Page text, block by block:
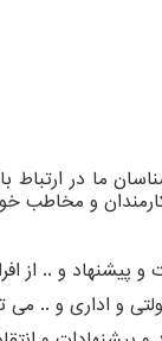
ما در
و مخاطب
پیشنهاد و .. از
و اداری و ..